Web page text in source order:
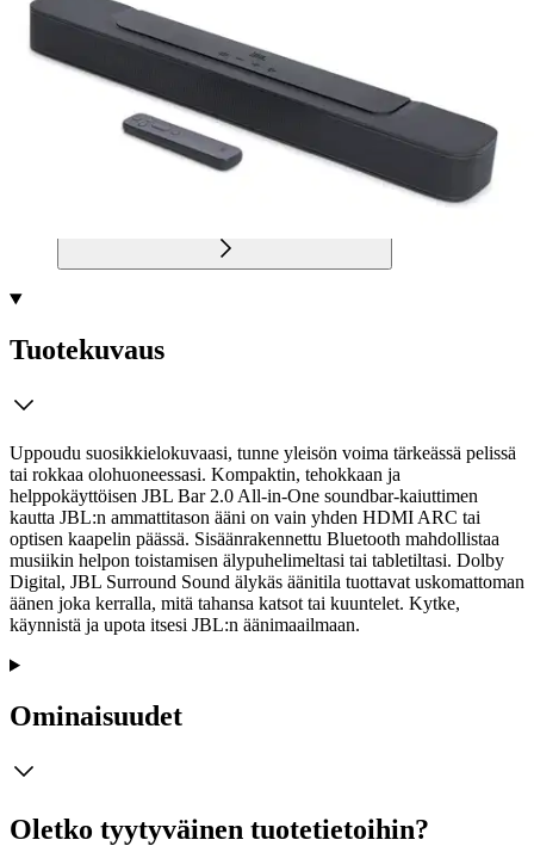
Postin pakettiautomaattiin tai
palvelupisteeseen!
Etu ei koske Suuri‑lisäpalvelulla toimitettavia tuotteita.
Tuotekuvaus
Uppoudu suosikkielokuvaasi, tunne yleisön voima tärkeässä pelissä
tai rokkaa olohuoneessasi. Kompaktin, tehokkaan ja
helppokäyttöisen JBL Bar 2.0 All-in-One soundbar-kaiuttimen
kautta JBL:n ammattitason ääni on vain yhden HDMI ARC tai
optisen kaapelin päässä. Sisäänrakennettu Bluetooth mahdollistaa
musiikin helpon toistamisen älypuhelimeltasi tai tabletiltasi. Dolby
Digital, JBL Surround Sound älykäs äänitila tuottavat uskomattoman
äänen joka kerralla, mitä tahansa katsot tai kuuntelet. Kytke,
käynnistä ja upota itsesi JBL:n äänimaailmaan.
Ominaisuudet
Oletko tyytyväinen tuotetietoihin?